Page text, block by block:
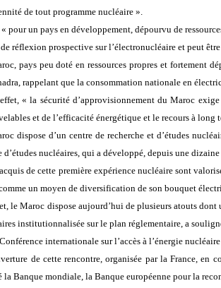
de tout programme nucléaire ».
pour un pays en développement, dépourvu de
de réflexion prospective sur l’électronucléaire et peut
pays peu doté en ressources propres et fortement
rappelant que la consommation nationale en
« la sécurité d’approvisionnement du Maroc
et de l’efficacité énergétique et le recours à
dispose d’un centre de recherche et d’études
d’études nucléaires, qui a développé, depuis une
de cette première expérience nucléaire sont
un moyen de diversification de son bouquet
le Maroc dispose aujourd’hui de plusieurs atouts
institutionnalisée sur le plan réglementaire, a
internationale sur l’accès à l’énergie
de cette rencontre, organisée par la France, en
la Banque mondiale, la Banque européenne pour la